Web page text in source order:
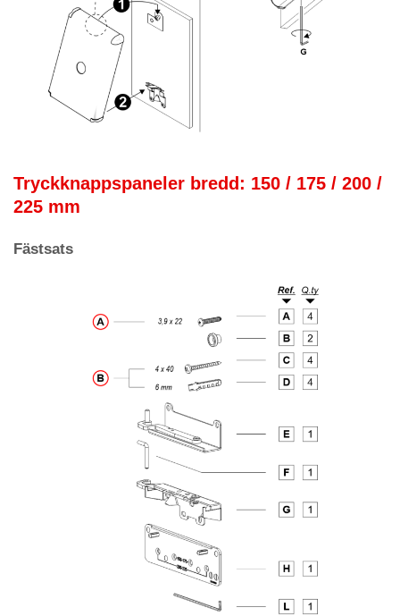
Tryckknappspaneler bredd: 150 / 175 / 200 /
225 mm
Fästsats